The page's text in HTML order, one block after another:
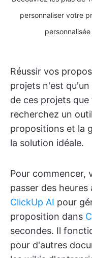
personnaliser votre
Réussir vos
projets n'est
de ces projets
recherchez un
propositions et la
la solution idéale.
Pour commencer,
passer des
ClickUp AI pour
proposition dans
secondes. Il
pour d'autres